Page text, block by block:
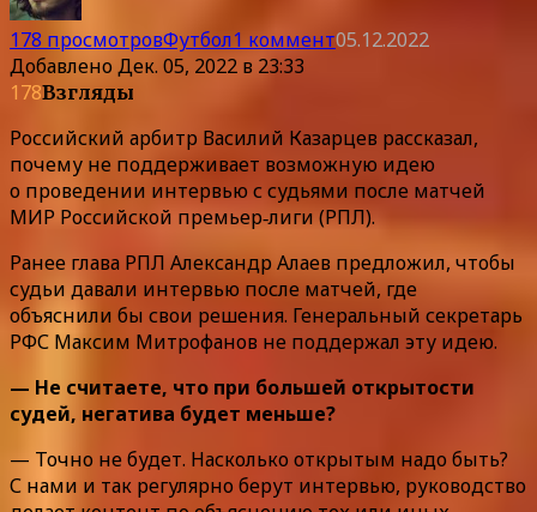
178 просмотровФутбол1 коммент05.12.2022
ДобавленоДек. 05, 2022 в 23:33
178Взгляды
Российский арбитр Василий Казарцев рассказал,
почему не поддерживает возможную идею
о проведении интервью с судьями после матчей
МИР Российской премьер‑лиги (РПЛ).
Ранее глава РПЛ Александр Алаев предложил, чтобы
судьи давали интервью после матчей, где
объяснили бы свои решения. Генеральный секретарь
РФС Максим Митрофанов не поддержал эту идею.
— Не считаете, что при большей открытости
судей, негатива будет меньше?
— Точно не будет. Насколько открытым надо быть?
С нами и так регулярно берут интервью, руководство